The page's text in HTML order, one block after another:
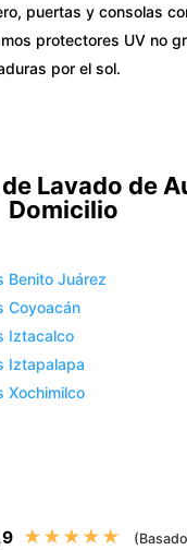
puertas y consolas
protectores UV no
por el sol.
Lavado de
Domicilio
Benito Juárez
Coyoacán
Iztacalco
Iztapalapa
Xochimilco
★★★★★